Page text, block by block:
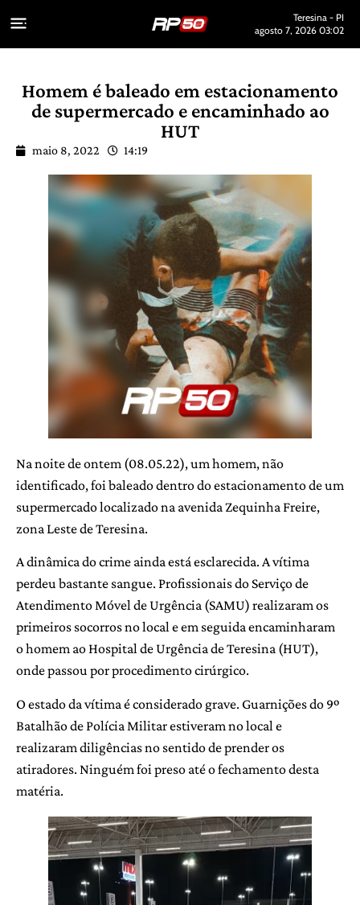
Teresina - PI
agosto 7, 2026 03:02
Homem é baleado em estacionamento
de supermercado e encaminhado ao
HUT
maio 8, 2022 14:19
Na noite de ontem (08.05.22), um homem, não
identificado, foi baleado dentro do estacionamento de um
supermercado localizado na avenida Zequinha Freire,
zona Leste de Teresina.
A dinâmica do crime ainda está esclarecida. A vítima
perdeu bastante sangue. Profissionais do Serviço de
Atendimento Móvel de Urgência (SAMU) realizaram os
primeiros socorros no local e em seguida encaminharam
o homem ao Hospital de Urgência de Teresina (HUT),
onde passou por procedimento cirúrgico.
O estado da vítima é considerado grave. Guarnições do 9º
Batalhão de Polícia Militar estiveram no local e
realizaram diligências no sentido de prender os
atiradores. Ninguém foi preso até o fechamento desta
matéria.